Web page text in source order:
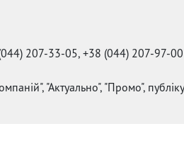
207-33-05, +38 (044) 207-97-00
"Актуально", "Промо",